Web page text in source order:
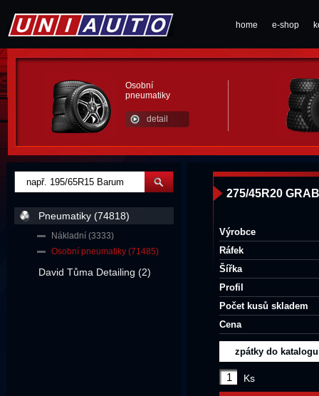
home e-shop
Osobní
pneumatiky
detail
275/45R20
Výrobce
Ráfek
Šířka
Profil
Počet kusů skladem
Cena
zpátky do katalogu
Ks
Pneumatiky (74818)
Nákladní (3333)
Osobní pneumatiky (71485)
David Tůma Detailing (2)